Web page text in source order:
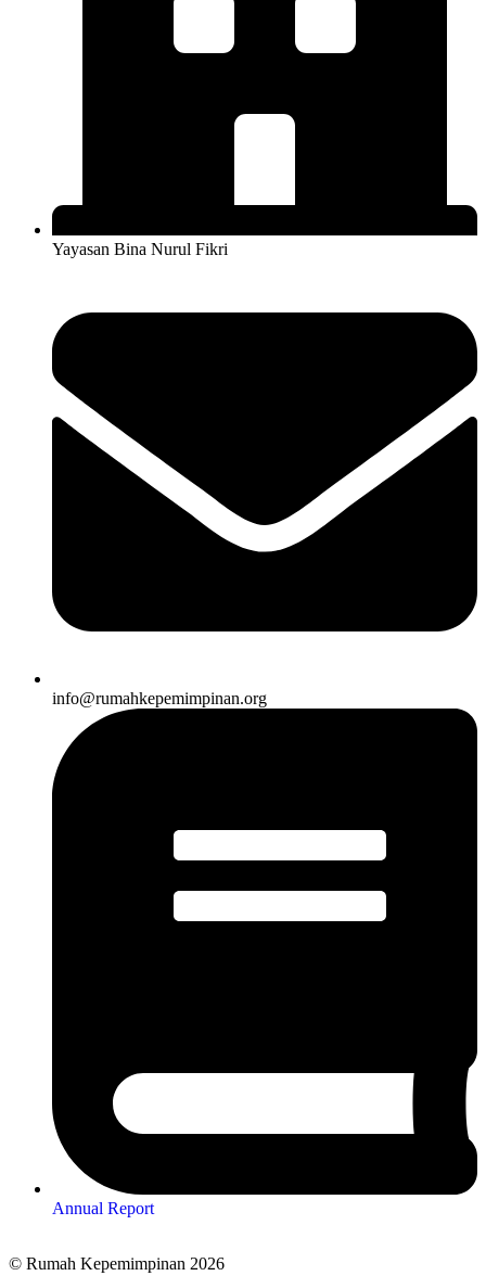
Yayasan Bina Nurul Fikri
info@rumahkepemimpinan.org
Annual Report
© Rumah Kepemimpinan 2026